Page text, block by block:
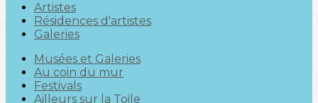
Artistes
Résidences d'artistes
Galeries
Musées et Galeries
Au coin du mur
Festivals
Ailleurs sur la Toile